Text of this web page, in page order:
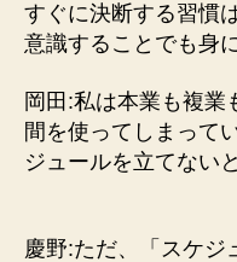
すぐに決断する習慣
意識することでも身
岡田:私は本業も複業
間を使ってしまっ
ジュールを立てない
慶野:ただ、「スケジ